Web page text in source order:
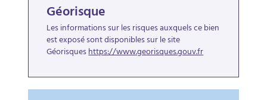
Géorisque
Les informations sur les risques auxquels ce bien
est exposé sont disponibles sur le site
Géorisqueshttps://www.georisques.gouv.fr